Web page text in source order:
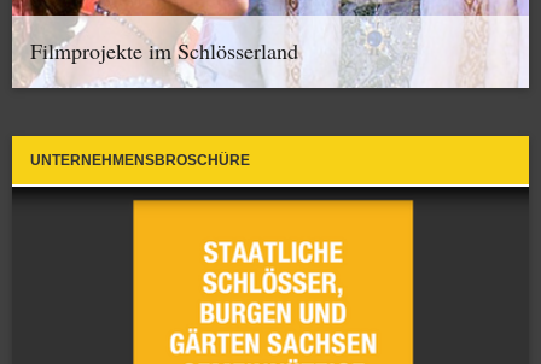
Filmprojekte im Schlösserland
UNTERNEHMENSBROSCHÜRE